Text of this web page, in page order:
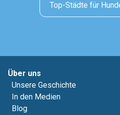
Top-Städte für
Über uns
Unsere Geschichte
In den Medien
Blog